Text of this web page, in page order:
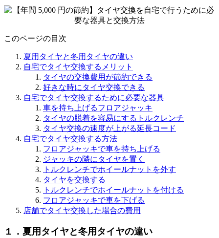
このページの目次
夏用タイヤと冬用タイヤの違い
自宅でタイヤ交換するメリット
タイヤの交換費用が節約できる
好きな時にタイヤ交換できる
自宅でタイヤ交換するために必要な器具
車を持ち上げるフロアジャッキ
タイヤの脱着を容易にするトルクレンチ
タイヤ交換の速度が上がる延長コード
自宅でタイヤ交換する方法
フロアジャッキで車を持ち上げる
ジャッキの隣にタイヤを置く
トルクレンチでホイールナットを外す
タイヤを交換する
トルクレンチでホイールナットを付ける
フロアジャッキで車を下げる
店舗でタイヤ交換した場合の費用
１．夏用タイヤと冬用タイヤの違い